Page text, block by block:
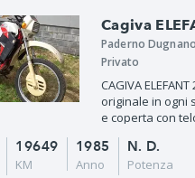
Cagiva
Paderno
Privato
CAGIVA
originale in ogni
e coperta con
1985
Anno
19649
KM
N. D.
Potenza